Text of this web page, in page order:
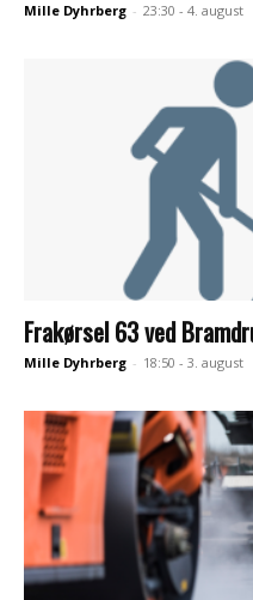
Mille Dyhrberg - 23:30 - 4. august
Frakørsel 63 ved
Mille Dyhrberg - 18:50 - 3. august